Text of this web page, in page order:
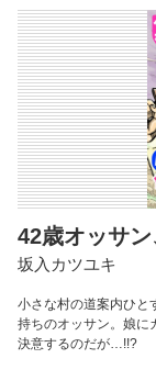
42歳オッサ
坂入カツユキ
小さな村の道案内ひと
持ちのオッサン。娘に
決意するのだが…!!?